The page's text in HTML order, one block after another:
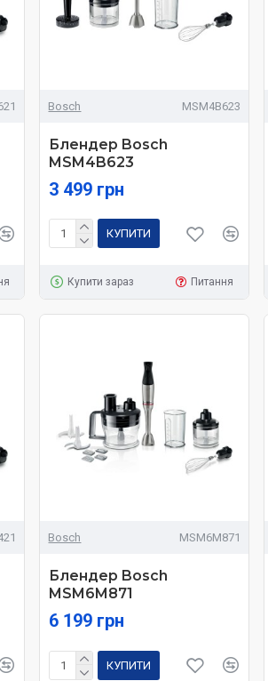
Bosch MSM4B623
Блендер Bosch
MSM4B623
3 499 грн
КУПИТИ
Купити зараз Питання
Bosch MSM6M871
Блендер Bosch
MSM6M871
6 199 грн
КУПИТИ